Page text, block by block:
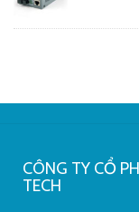
CÔNG TY CỔ
TECH